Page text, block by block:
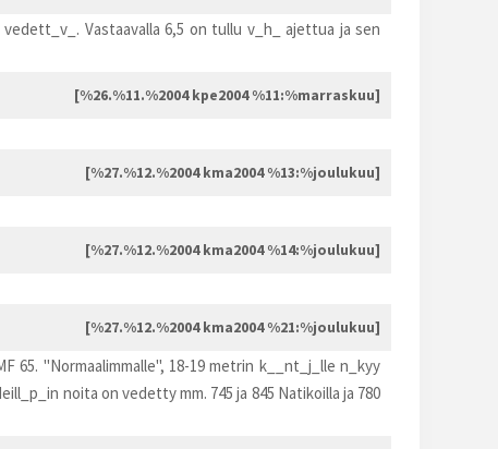
Vastaavalla 6,5 on tullu v_h_ ajettua ja sen
[%26.%11.%2004 kpe2004 %11:%marraskuu]
[%27.%12.%2004 kma2004 %13:%joulukuu]
[%27.%12.%2004 kma2004 %14:%joulukuu]
[%27.%12.%2004 kma2004 %21:%joulukuu]
65. "Normaalimmalle", 18-19 metrin k__nt_j_lle n_kyy
noita on vedetty mm. 745 ja 845 Natikoilla ja 780